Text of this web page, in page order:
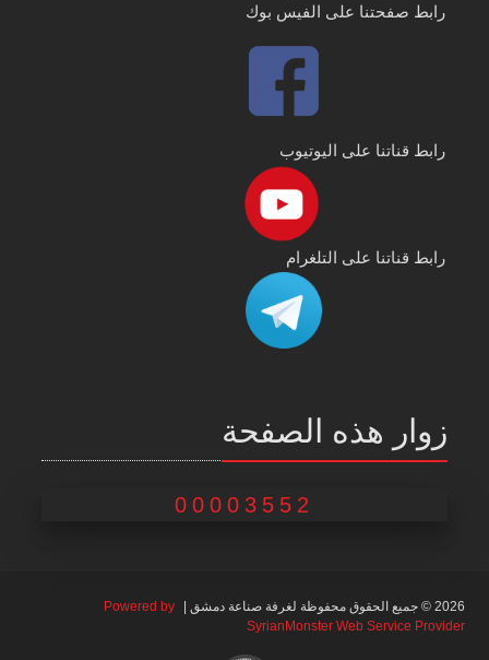
رابط صفحتنا على الفيس بوك
رابط قناتنا على اليوتيوب
رابط قناتنا على التلغرام
زوار هذه الصفحة
00003552
2026 © جميع الحقوق محفوظة لغرفة صناعة دمشق |
Powered by
SyrianMonster Web Service Provider